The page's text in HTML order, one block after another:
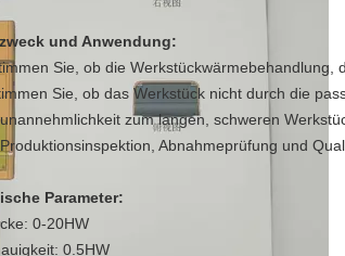
und Anwendung:
Sie, ob die Werkstückwärmebehandlung,
Sie, ob das Werkstück nicht durch die
zum langen, schweren
Abnahmeprüfung und
Parameter:
0-20HW
0.5HW